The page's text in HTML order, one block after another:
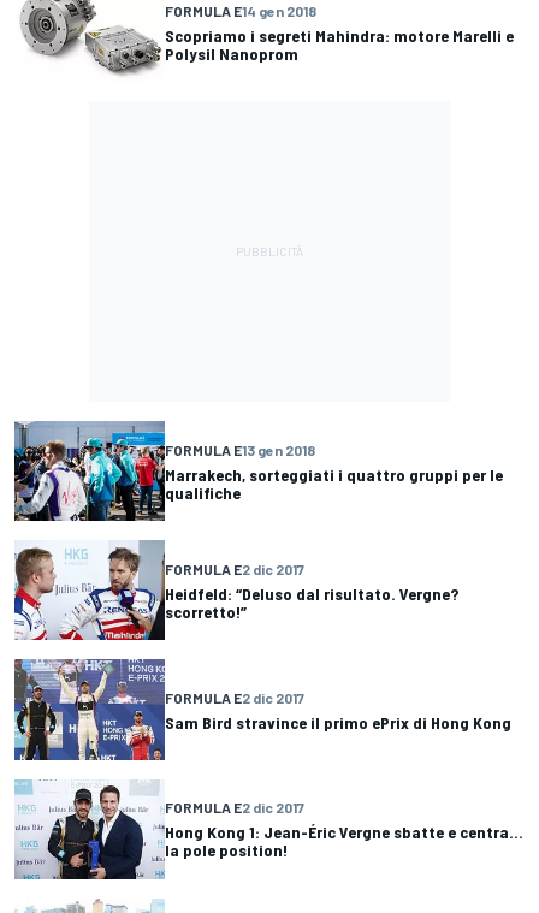
FORMULA E14 gen 2018
Scopriamo i segreti Mahindra: motore Marelli e
Polysil Nanoprom
FORMULA E13 gen 2018
Marrakech, sorteggiati i quattro gruppi per le
qualifiche
FORMULA E2 dic 2017
Heidfeld: “Deluso dal risultato. Vergne?
scorretto!”
FORMULA E2 dic 2017
Sam Bird stravince il primo ePrix di Hong Kong
FORMULA E2 dic 2017
Hong Kong 1: Jean-Éric Vergne sbatte e centra...
la pole position!